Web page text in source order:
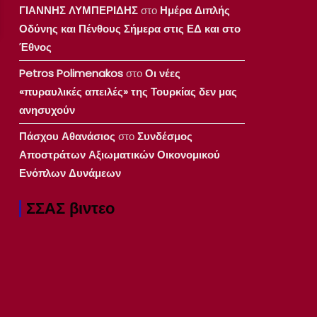
ΓΙΑΝΝΗΣ ΛΥΜΠΕΡΙΔΗΣστο Ημέρα Διπλής
Οδύνης και Πένθους Σήμερα στις ΕΔ και στο
Έθνος
Petros PolimenakosστοΟι νέες
«πυραυλικές απειλές» της Τουρκίας δεν μας
ανησυχούν
Πάσχου Αθανάσιος στοΣυνδέσμος
Αποστράτων Αξιωματικών Οικονομικού
Ενόπλων Δυνάμεων
ΣΣΑΣ βιντεο